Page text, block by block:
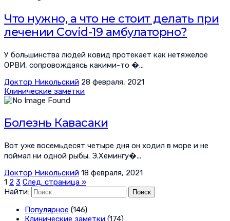
Что нужно, а что не стоит делать при
лечении Covid-19 амбулаторно?
У большинства людей ковид протекает как нетяжелое
ОРВИ, сопровождаясь какими-то �...
Доктор Никольский 28 февраля, 2021
Клинические заметки
Болезнь Кавасаки
Вот уже восемьдесят четыре дня он ходил в море и не
поймал ни одной рыбы. Э.Хемингу�...
Доктор Никольский 18 февраля, 2021
1 2 3 След. страница »
Найти:
Популярное (146)
Клинические заметки (174)